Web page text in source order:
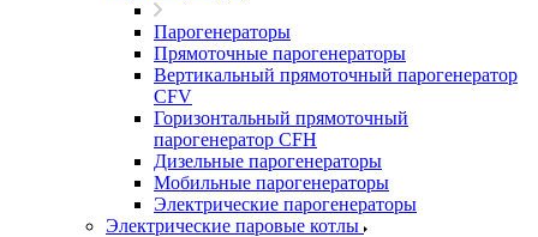
Парогенераторы
Прямоточные парогенераторы
Вертикальный прямоточный парогенератор
CFV
Горизонтальный прямоточный
парогенератор CFH
Дизельные парогенераторы
Мобильные парогенераторы
Электрические парогенераторы
Электрические паровые котлы